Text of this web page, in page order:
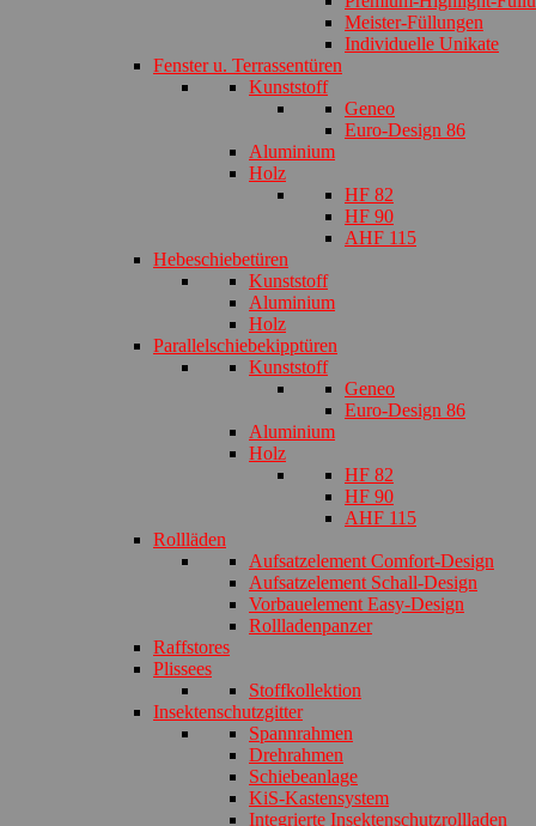
Meister-Füllungen
Individuelle Unikate
Fenster u. Terrassentüren
Kunststoff
Geneo
Euro-Design 86
Aluminium
Holz
HF 82
HF 90
AHF 115
Hebeschiebetüren
Kunststoff
Aluminium
Holz
Parallelschiebekipptüren
Kunststoff
Geneo
Euro-Design 86
Aluminium
Holz
HF 82
HF 90
AHF 115
Rollläden
Aufsatzelement Comfort-Design
Aufsatzelement Schall-Design
Vorbauelement Easy-Design
Rollladenpanzer
Raffstores
Plissees
Stoffkollektion
Insektenschutzgitter
Spannrahmen
Drehrahmen
Schiebeanlage
KiS-Kastensystem
Integrierte Insektenschutzrollladen